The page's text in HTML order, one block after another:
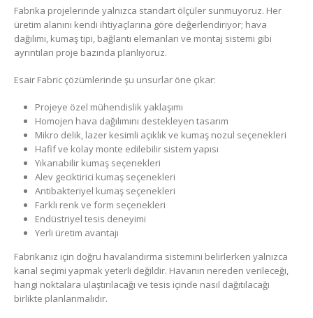
Fabrika projelerinde yalnızca standart ölçüler sunmuyoruz. Her
üretim alanını kendi ihtiyaçlarına göre değerlendiriyor; hava
dağılımı, kumaş tipi, bağlantı elemanları ve montaj sistemi gibi
ayrıntıları proje bazında planlıyoruz.
Esair Fabric çözümlerinde şu unsurlar öne çıkar:
Projeye özel mühendislik yaklaşımı
Homojen hava dağılımını destekleyen tasarım
Mikro delik, lazer kesimli açıklık ve kumaş nozul seçenekleri
Hafif ve kolay monte edilebilir sistem yapısı
Yıkanabilir kumaş seçenekleri
Alev geciktirici kumaş seçenekleri
Antibakteriyel kumaş seçenekleri
Farklı renk ve form seçenekleri
Endüstriyel tesis deneyimi
Yerli üretim avantajı
Fabrikanız için doğru havalandırma sistemini belirlerken yalnızca
kanal seçimi yapmak yeterli değildir. Havanın nereden verileceği,
hangi noktalara ulaştırılacağı ve tesis içinde nasıl dağıtılacağı
birlikte planlanmalıdır.